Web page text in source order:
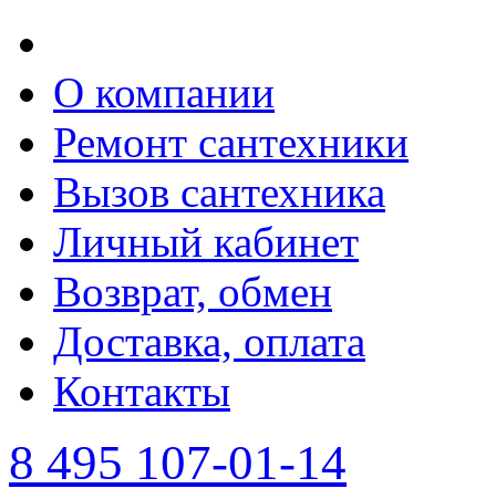
О компании
Ремонт сантехники
Вызов сантехника
Личный кабинет
Возврат, обмен
Доставка, оплата
Контакты
8 495 107-01-14